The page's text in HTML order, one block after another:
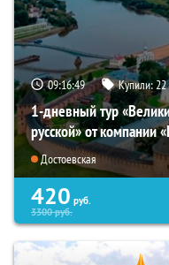
09:16:47 Купили:22
1-дневный тур
русской» от компании
Достоевская
420 руб.
3300руб.